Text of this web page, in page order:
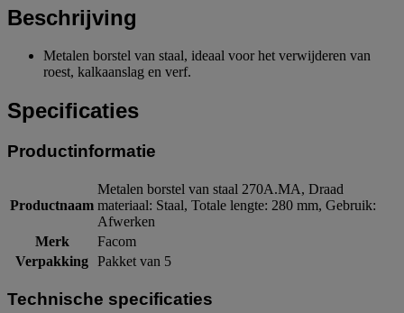
Beschrijving
Metalen borstel van staal, ideaal voor het verwijderen van
roest, kalkaanslag en verf.
Specificaties
Productinformatie
Productnaam
Metalen borstel van staal 270A.MA, Draad
materiaal: Staal, Totale lengte: 280 mm, Gebruik:
Afwerken
Merk
Facom
Verpakking Pakket van 5
Technische specificaties